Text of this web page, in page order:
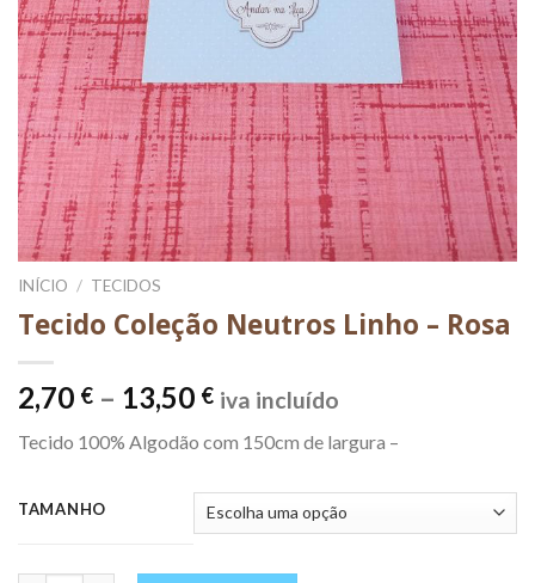
INÍCIO / TECIDOS
Tecido Coleção Neutros Linho – Rosa
2,70 € – 13,50 €Price
2,70 €
13,50 €
iva incluído
Tecido 100% Algodão com 150cm de largura –
TAMANHO